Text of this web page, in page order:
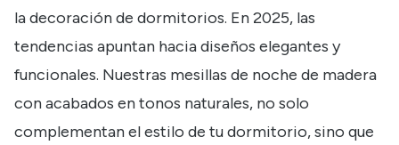
la decoración de dormitorios. En 2025, las
tendencias apuntan hacia diseños elegantes y
funcionales. Nuestras mesillas de noche de madera
con acabados en tonos naturales, no solo
complementan el estilo de tu dormitorio, sino que